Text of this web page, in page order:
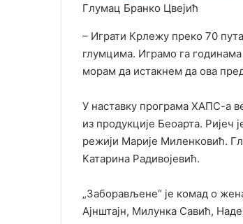
Глумац Бранко Цвејић
– Играти Крлежу преко 70
глумцима. Играмо га годинама
морам да истакнем да ова
У наставку програма ХАПС-а
из продукције Беоарта. Ријеч
режији Марије Миленковић.
Катарина Радивојевић.
„Заборављене“ је комад о
Ајнштајн, Милунка Савић,